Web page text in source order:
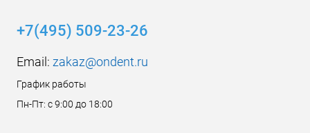
+7(495) 509-23-26
Email: zakaz@ondent.ru
График работы
Пн-Пт: с 9:00 до 18:00